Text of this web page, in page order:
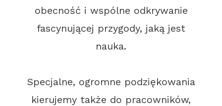
obecność i wspólne odkrywanie
fascynującej przygody, jaką jest
nauka.
Specjalne, ogromne podziękowania
kierujemy także do pracowników,